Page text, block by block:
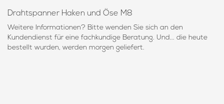
Drahtspanner Haken und Öse M8
Weitere Informationen? Bitte wenden Sie sich an den
Kundendienst für eine fachkundige Beratung. Und... die heute
bestellt wurden, werden morgen geliefert.